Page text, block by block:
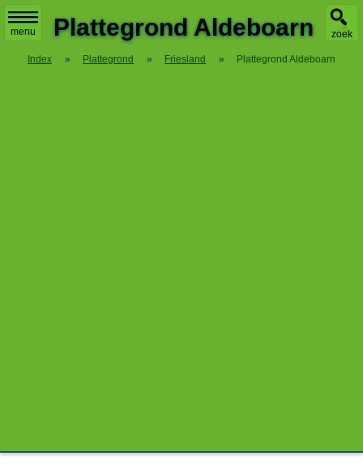
menu zoek
Plattegrond Aldeboarn
Index » Plattegrond » Friesland » Plattegrond Aldeboarn